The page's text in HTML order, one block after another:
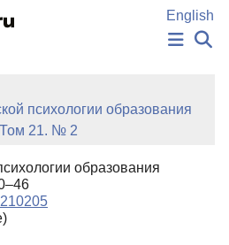
English
ИЗДАНИЯ
АВТОРЫ
ЗНАНИЙ
СЛОВА
психологии образования
21. № 2
образования